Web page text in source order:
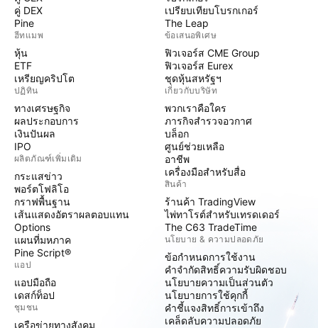
คู่ DEX
Pine
ฮีทแมพ
หุ้น
ETF
เหรียญคริปโต
ปฏิทิน
ทางเศรษฐกิจ
ผลประกอบการ
เงินปันผล
IPO
ผลิตภัณฑ์เพิ่มเติม
กระแสข่าว
พอร์ตโฟลิโอ
กราฟพื้นฐาน
เส้นแสดงอัตราผลตอบแทน
Options
แผนที่มหภาค
Pine Script®
แอป
แอปมือถือ
เดสก์ท็อป
ชุมชน
เครือข่ายทางสังคม
เปรียบเทียบโบรกเกอร์
The Leap
ข้อเสนอพิเศษ
ฟิวเจอร์ส CME Group
ฟิวเจอร์ส Eurex
ชุดหุ้นสหรัฐฯ
เกี่ยวกับบริษัท
พวกเราคือใคร
ภารกิจสำรวจอวกาศ
บล็อก
ศูนย์ช่วยเหลือ
อาชีพ
เครื่องมือสำหรับสื่อ
สินค้า
ร้านค้า TradingView
ไพ่ทาโรต์สำหรับเทรดเดอร์
The C63 TradeTime
นโยบาย & ความปลอดภัย
ข้อกำหนดการใช้งาน
คำจำกัดสิทธิ์ความรับผิดชอบ
นโยบายความเป็นส่วนตัว
นโยบายการใช้คุกกี้
คำชี้แจงสิทธิ์การเข้าถึง
เคล็ดลับความปลอดภัย